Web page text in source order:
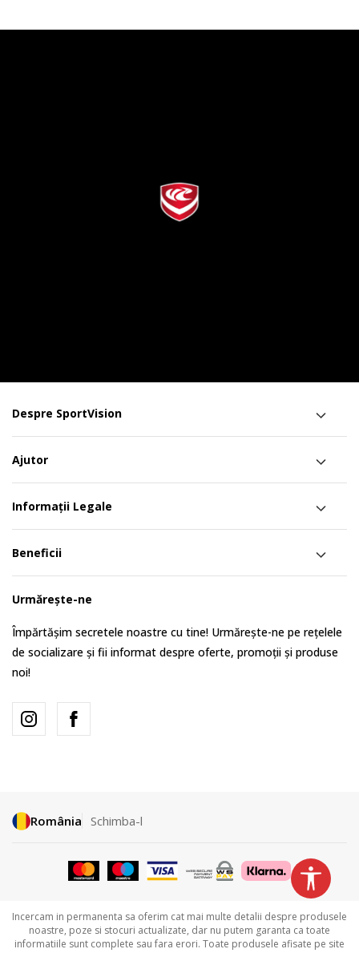
Despre SportVision
Ajutor
Informații Legale
Beneficii
Urmărește-ne
Împărtășim secretele noastre cu tine! Urmărește-ne pe rețelele
de socializare și fii informat despre oferte, promoții și produse
noi!
România Schimba-l
Incercam in permanenta sa oferim cat mai multe detalii despre produsele
noastre, poze si stocuri actualizate, dar nu putem garanta ca toate
informatiile sunt complete sau fara erori. Toate produsele afisate pe site